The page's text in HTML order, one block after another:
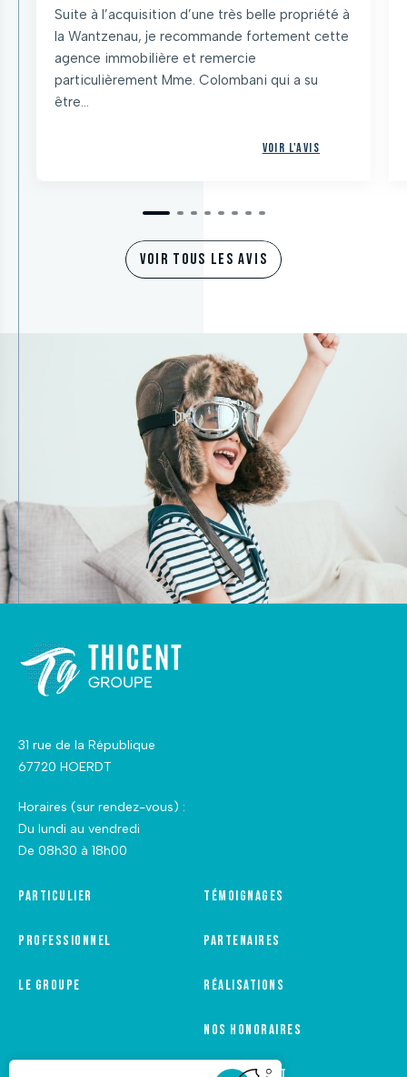
Suite à l’acquisition d’une très belle propriété à
la Wantzenau, je recommande fortement cette
agence immobilière et remercie
particulièrement Mme. Colombani qui a su
être...
Voir l'avis
VOIR TOUS LES AVIS
31 rue de la République
67720 HOERDT
Horaires (sur rendez-vous) :
Du lundi au vendredi
De 08h30 à 18h00
Particulier
Professionnel
Le groupe
Témoignages
Partenaires
Réalisations
Nos honoraires